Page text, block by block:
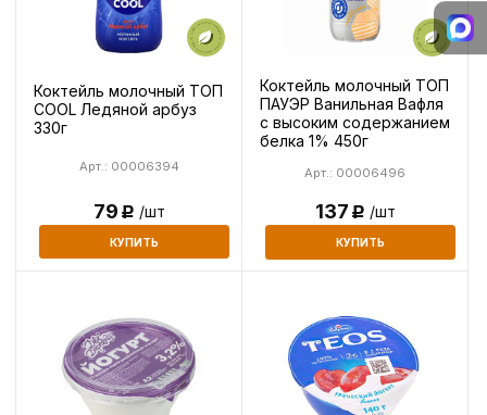
Коктейль молочный ТОП
COOL Ледяной арбуз
330г
Арт.: 00006394
79Р /шт
КУПИТЬ
Коктейль молочный ТОП
ПАУЭР Ванильная Вафля
с высоким содержанием
белка 1% 450г
Арт.: 00006496
137Р /шт
КУПИТЬ